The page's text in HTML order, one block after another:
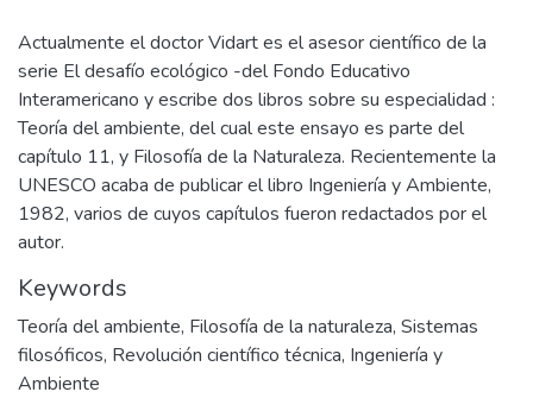
Actualmente el doctor Vidart es el asesor científico de la
serie El desafío ecológico -del Fondo Educativo
Interamericano y escribe dos libros sobre su especialidad :
Teoría del ambiente, del cual este ensayo es parte del
capítulo 11, y Filosofía de la Naturaleza. Recientemente la
UNESCO acaba de publicar el libro Ingeniería y Ambiente,
1982, varios de cuyos capítulos fueron redactados por el
autor.
Keywords
Teoría del ambiente, Filosofía de la naturaleza, Sistemas
filosóficos, Revolución científico técnica, Ingeniería y
Ambiente